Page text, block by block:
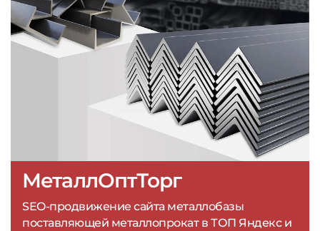
МеталлОптТорг
SEO-продвижение сайта металлобазы
поставляющей металлопрокат в ТОП Яндекс и